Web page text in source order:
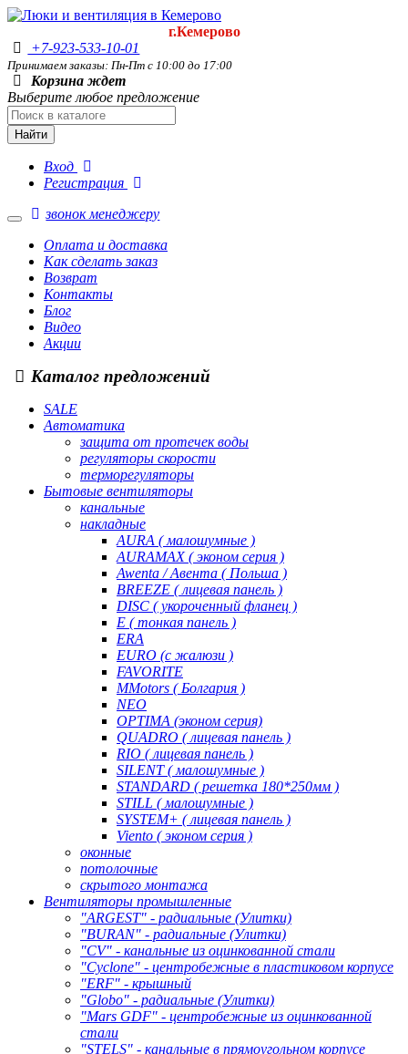
г.Кемерово
+7-923-533-10-01
Принимаем заказы: Пн-Пт с 10:00 до 17:00
Корзина ждет
Выберите любое предложение
Найти
Вход
Регистрация
звонок менеджеру
Оплата и доставка
Как сделать заказ
Возврат
Контакты
Блог
Видео
Акции
Каталог предложений
SALE
Автоматика
защита от протечек воды
регуляторы скорости
терморегуляторы
Бытовые вентиляторы
канальные
накладные
AURA ( малошумные )
AURAMAX ( эконом серия )
Awenta / Авента ( Польша )
BREEZE ( лицевая панель )
DISC ( укороченный фланец )
E ( тонкая панель )
ERA
EURO (с жалюзи )
FAVORITE
MMotors ( Болгария )
NEO
OPTIMA (эконом серия)
QUADRO ( лицевая панель )
RIO ( лицевая панель )
SILENT ( малошумные )
STANDARD ( решетка 180*250мм )
STILL ( малошумные )
SYSTEM+ ( лицевая панель )
Viento ( эконом серия )
оконные
потолочные
скрытого монтажа
Вентиляторы промышленные
"ARGEST" - радиальные (Улитки)
"BURAN" - радиальные (Улитки)
"CV" - канальные из оцинкованной стали
"Cyclone" - центробежные в пластиковом корпусе
"ERF" - крышный
"Globo" - радиальные (Улитки)
"Mars GDF" - центробежные из оцинкованной
стали
"STELS" - канальные в прямоугольном корпусе